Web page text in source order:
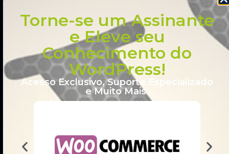
WORDPRESS
Torne-se um Assinante
e Eleve seu
Conhecimento do
WordPress!
Acesso Exclusivo, Suporte Especializado
e Muito Mais.